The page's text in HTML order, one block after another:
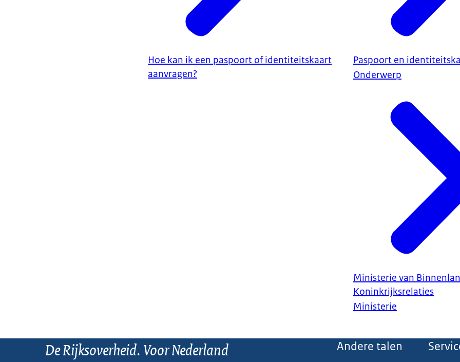
Hoe kan ik een paspoort of identiteitskaart
aanvragen?
Paspoort en
Onderwerp
Ministerie van
Koninkrijksrelaties
Ministerie
De Rijksoverheid. Voor Nederland Andere talen